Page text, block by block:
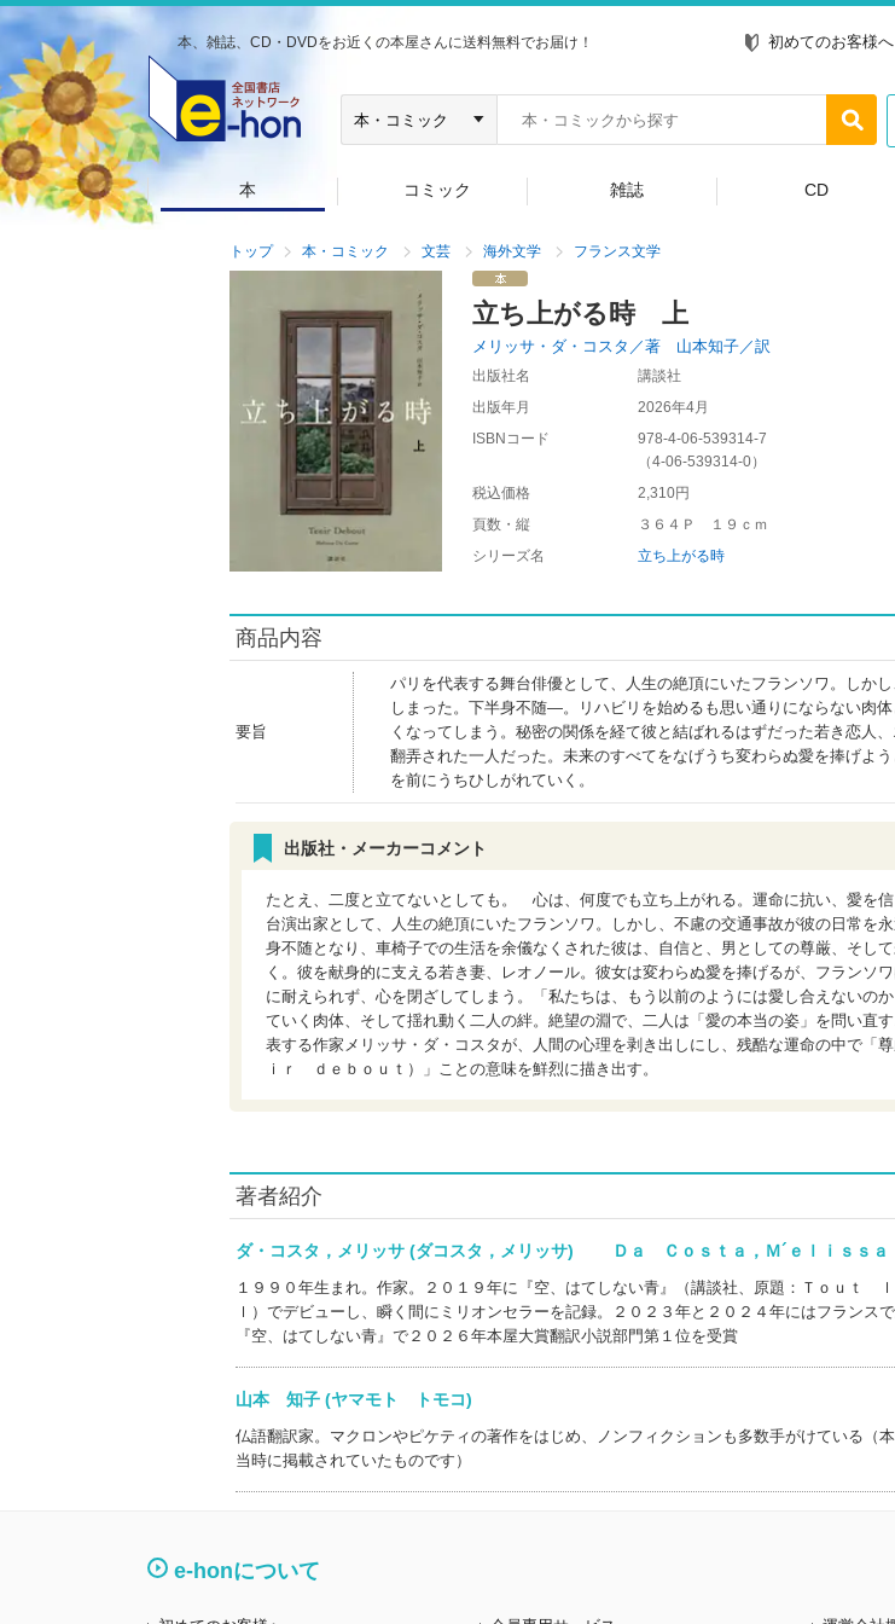
本、雑誌、CD・DVDをお近くの本屋さんに送料無料でお届け！ 初めてのお客様へ
本 コミック 雑誌 CD
トップ 本・コミック 文芸 海外文学 フランス文学
立ち上がる時 上
メリッサ・ダ・コスタ／著 山本知子／訳
出版社名
講談社
出版年月
2026年4月
ISBNコード
978-4-06-539314-7
（4-06-539314-0）
税込価格
2,310円
頁数・縦
３６４Ｐ １９ｃｍ
シリーズ名
立ち上がる時
商品内容
要旨
パリを代表する舞台俳優として、人生の絶頂にいたフランソワ。しか
しまった。下半身不随―。リハビリを始めるも思い通りにならない肉
くなってしまう。秘密の関係を経て彼と結ばれるはずだった若き恋人
翻弄された一人だった。未来のすべてをなげうち変わらぬ愛を捧げよ
を前にうちひしがれていく。
出版社・メーカーコメント
たとえ、二度と立てないとしても。 心は、何度でも立ち上がれる。運命に抗い、愛を
台演出家として、人生の絶頂にいたフランソワ。しかし、不慮の交通事故が彼の日常を
身不随となり、車椅子での生活を余儀なくされた彼は、自信と、男としての尊厳、そし
く。彼を献身的に支える若き妻、レオノール。彼女は変わらぬ愛を捧げるが、フランソ
に耐えられず、心を閉ざしてしまう。「私たちは、もう以前のようには愛し合えないの
ていく肉体、そして揺れ動く二人の絆。絶望の淵で、二人は「愛の本当の姿」を問い直
表する作家メリッサ・ダ・コスタが、人間の心理を剥き出しにし、残酷な運命の中で「
ｉｒ ｄｅｂｏｕｔ）」ことの意味を鮮烈に描き出す。
著者紹介
ダ・コスタ，メリッサ (ダコスタ，メリッサ) Ｄａ Ｃｏｓｔａ，Ｍ´ｅｌｉｓｓａ
１９９０年生まれ。作家。２０１９年に『空、はてしない青』（講談社、原題：Ｔｏｕ
ｌ）でデビューし、瞬く間にミリオンセラーを記録。２０２３年と２０２４年にはフランス
『空、はてしない青』で２０２６年本屋大賞翻訳小説部門第１位を受賞
山本 知子 (ヤマモト トモコ)
仏語翻訳家。マクロンやピケティの著作をはじめ、ノンフィクションも多数手がけている（
当時に掲載されていたものです）
e-honについて